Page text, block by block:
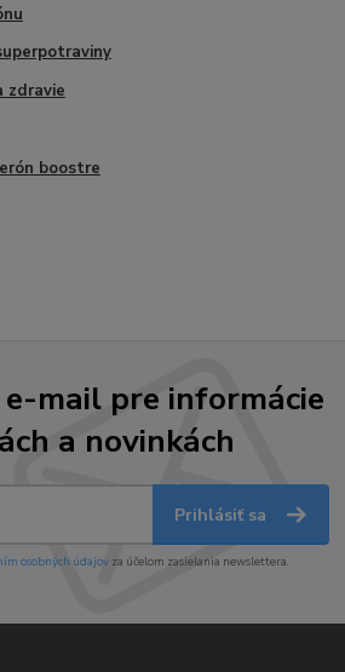
zdravie
boostre
mail pre informácie
a novinkách
Prihlásiť sa
osobných údajov za účelom zasielania newslettera.